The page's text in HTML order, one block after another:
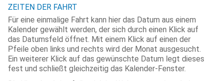
ZEITEN DER FAHRT
Für eine einmalige Fahrt kann hier das Datum aus einem
Kalender gewählt werden, der sich durch einen Klick auf
das Datumsfeld öffnet. Mit einem Klick auf einen der
Pfeile oben links und rechts wird der Monat ausgesucht.
Ein weiterer Klick auf das gewünschte Datum legt dieses
fest und schließt gleichzeitig das Kalender-Fenster.